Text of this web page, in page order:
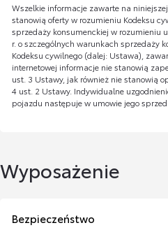
Wszelkie informacje zawarte na
stanowią oferty w rozumieniu Kodeksu
sprzedaży konsumenckiej w rozumieniu
r. o szczególnych warunkach sprzedaży
Kodeksu cywilnego (dalej: Ustawa),
internetowej informacje nie stanowią
ust. 3 Ustawy, jak również nie stanowią
4 ust. 2 Ustawy. Indywidualne
pojazdu następuje w umowie jego
Wyposażenie
Bezpieczeństwo